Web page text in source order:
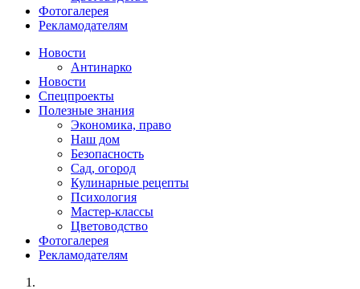
Фотогалерея
Рекламодателям
Новости
Антинарко
Новости
Спецпроекты
Полезные знания
Экономика, право
Наш дом
Безопасность
Сад, огород
Кулинарные рецепты
Психология
Мастер-классы
Цветоводство
Фотогалерея
Рекламодателям